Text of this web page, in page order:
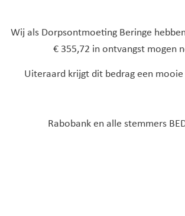
Wij als Dorpsontmoeting Beringe
€ 355,72 in ontvangst mogen
Uiteraard krijgt dit bedrag een
Rabobank en alle stemmers